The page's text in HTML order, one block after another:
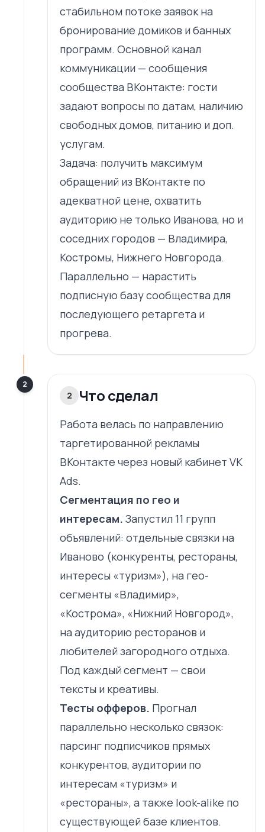
стабильном потоке заявок на
бронирование домиков и банных
программ. Основной канал
коммуникации — сообщения
сообщества ВКонтакте: гости
задают вопросы по датам, наличию
свободных домов, питанию и доп.
услугам.
Задача: получить максимум
обращений из ВКонтакте по
адекватной цене, охватить
аудиторию не только Иванова, но и
соседних городов — Владимира,
Костромы, Нижнего Новгорода.
Параллельно — нарастить
подписную базу сообщества для
последующего ретаргета и
прогрева.
2
2 Что сделал
Работа велась по направлению
таргетированной рекламы
ВКонтакте через новый кабинет VK
Ads.
Сегментация по гео и
интересам. Запустил 11 групп
объявлений: отдельные связки на
Иваново (конкуренты, рестораны,
интересы «туризм»), на гео-
сегменты «Владимир»,
«Кострома», «Нижний Новгород»,
на аудиторию ресторанов и
любителей загородного отдыха.
Под каждый сегмент — свои
тексты и креативы.
Тесты офферов. Прогнал
параллельно несколько связок:
парсинг подписчиков прямых
конкурентов, аудитории по
интересам «туризм» и
«рестораны», а также look-alike по
существующей базе клиентов.